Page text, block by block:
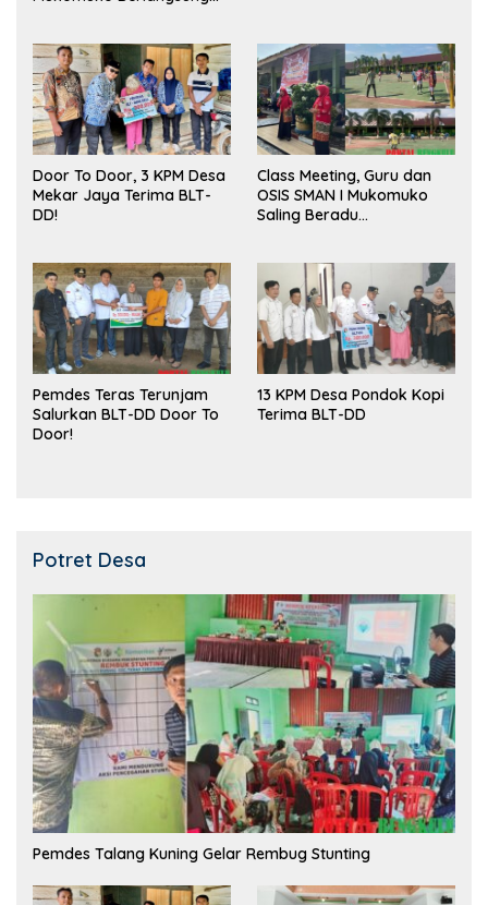
Door To Door, 3 KPM Desa
Mekar Jaya Terima BLT-
DD!
Class Meeting, Guru dan
OSIS SMAN I Mukomuko
Saling Beradu
Pemdes Teras Terunjam
Salurkan BLT-DD Door To
Door!
13 KPM Desa Pondok Kopi
Terima BLT-DD
Potret Desa
Pemdes Talang Kuning Gelar Rembug Stunting